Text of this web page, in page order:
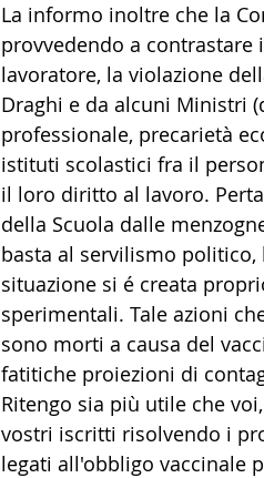
La informo inoltre che la
provvedendo a
lavoratore, la violazione
Draghi e da alcuni Ministri
professionale, precarietà
istituti scolastici fra il
il loro diritto al lavoro.
della Scuola dalle
basta al servilismo
situazione si é creata
sperimentali. Tale azioni
sono morti a causa del
fatitiche proiezioni di
Ritengo sia più utile che
vostri iscritti risolvendo i
legati all'obbligo vaccinale